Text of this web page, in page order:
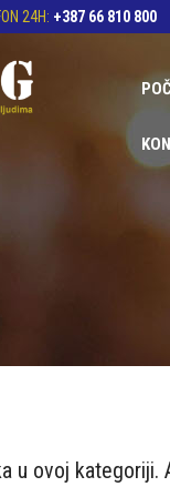
24H: +387 66 810 800
u ovoj